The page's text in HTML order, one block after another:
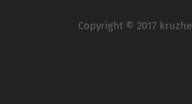
Copyright © 2017